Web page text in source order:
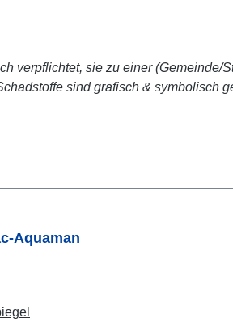
verpflichtet, sie zu einer
sind grafisch & symbolisch
Aquaman